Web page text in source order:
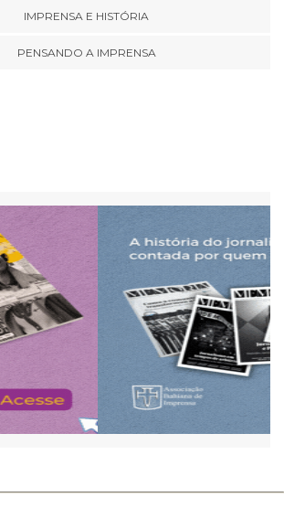
IMPRENSA E HISTÓRIA
PENSANDO A IMPRENSA